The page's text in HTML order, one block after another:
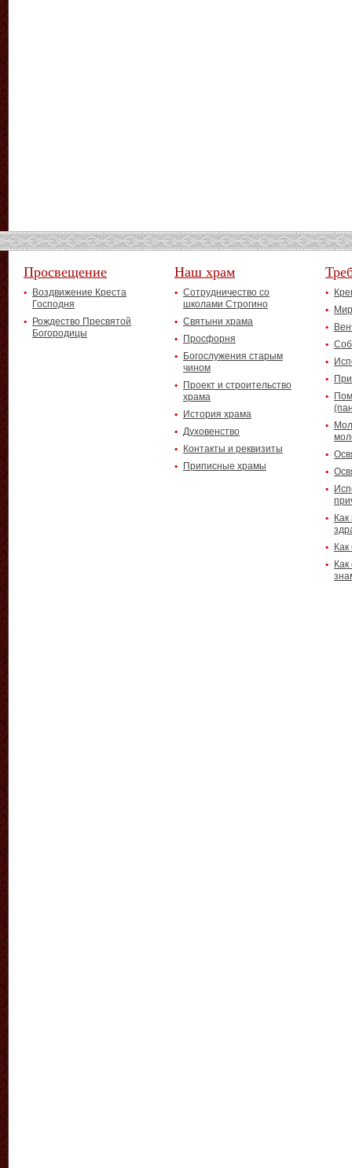
Просвещение
Воздвижение Креста
Господня
Рождество Пресвятой
Богородицы
Наш храм
Сотрудничество со
школами Строгино
Святыни храма
Просфорня
Богослужения старым
чином
Проект и строительство
храма
История храма
Духовенство
Контакты и реквизиты
Приписные храмы
Как
Как